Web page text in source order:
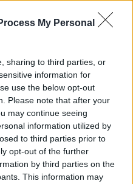
My Personal
sharing to third parties, or
information for
use the below opt-out
Please note that after your
may continue seeing
information utilized by
to third parties prior to
opt-out of the further
by third parties on the
This information may
hol tanulnak a magyar
alapjait, az akció neve a